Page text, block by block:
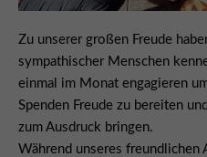
Zu unserer großen Freude
sympathischer Menschen
einmal im Monat engagieren
Spenden Freude zu bereiten
zum Ausdruck bringen.
Während unseres freundlichen